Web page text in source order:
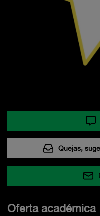
Quejas,
Oferta académica